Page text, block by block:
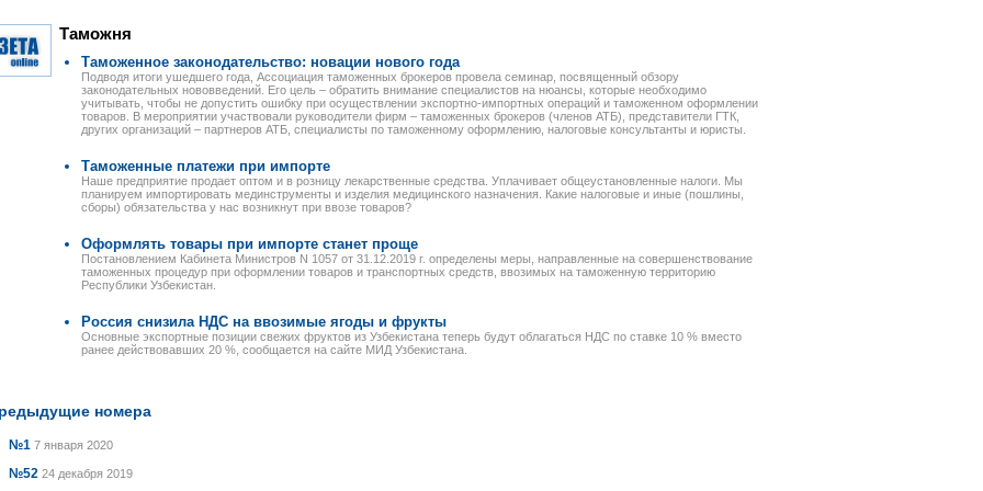
Таможня
Таможенное законодательство: новации нового года
Подводя итоги ушедшего года, Ассоциация таможенных брокеров провела семинар, посвященный обзору
законодательных нововведений. Его цель – обратить внимание специалистов на нюансы, которые необходимо
учитывать, чтобы не допустить ошибку при осуществлении экспортно-импортных операций и таможенном оформлении
товаров. В мероприятии участвовали руководители фирм – таможенных брокеров (членов АТБ), представители ГТК,
других организаций – партнеров АТБ, специалисты по таможенному оформлению, налоговые консультанты и юристы.
Таможенные платежи при импорте
Наше предприятие продает оптом и в розницу лекарственные средства. Уплачивает общеустановленные налоги. Мы
планируем импортировать мединструменты и изделия медицинского назначения. Какие налоговые и иные (пошлины,
сборы) обязательства у нас возникнут при ввозе товаров?
Оформлять товары при импорте станет проще
Постановлением Кабинета Министров N 1057 от 31.12.2019 г. определены меры, направленные на совершенствование
таможенных процедур при оформлении товаров и транспортных средств, ввозимых на таможенную территорию
Республики Узбекистан.
Россия снизила НДС на ввозимые ягоды и фрукты
Основные экспортные позиции свежих фруктов из Узбекистана теперь будут облагаться НДС по ставке 10 % вместо
ранее действовавших 20 %, сообщается на сайте МИД Узбекистана.
номера
№1 7 января 2020
№52 24 декабря 2019